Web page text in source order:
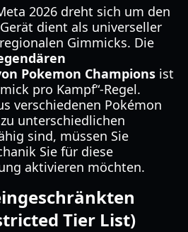
2026 dreht sich um den
dient als universeller
Gimmicks. Die
Pokemon Champions ist
pro Kampf“-Regel.
verschiedenen Pokémon
unterschiedlichen
sind, müssen Sie
Sie für diese
aktivieren möchten.
Tier List)